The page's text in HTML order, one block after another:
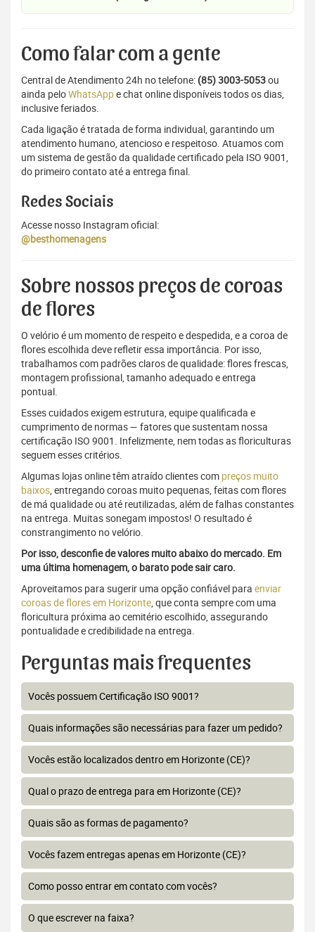
Como falar com a gente
Central de Atendimento 24h no telefone: (85) 3003-5053ou
ainda peloWhatsAppe chat online disponíveis todos os dias,
inclusive feriados.
Cada ligação é tratada de forma individual, garantindo um
atendimento humano, atencioso e respeitoso. Atuamos com
um sistema de gestão da qualidade certificado pela ISO 9001,
do primeiro contato até a entrega final.
Redes Sociais
Acesse nosso Instagram oficial:
@besthomenagens
Sobre nossos preços de coroas
de flores
O velório é um momento de respeito e despedida, e a coroa de
flores escolhida deve refletir essa importância. Por isso,
trabalhamos com padrões claros de qualidade: flores frescas,
montagem profissional, tamanho adequado e entrega
pontual.
Esses cuidados exigem estrutura, equipe qualificada e
cumprimento de normas — fatores que sustentam nossa
certificação ISO 9001. Infelizmente, nem todas as floriculturas
seguem esses critérios.
Algumas lojas online têm atraído clientes com preços muito
baixos, entregando coroas muito pequenas, feitas com flores
de má qualidade ou até reutilizadas, além de falhas constantes
na entrega. Muitas sonegam impostos! O resultado é
constrangimento no velório.
Por isso, desconfie de valores muito abaixo do mercado. Em
uma última homenagem, o barato pode sair caro.
Aproveitamos para sugerir uma opção confiável para enviar
coroas de flores em Horizonte, que conta sempre com uma
floricultura próxima ao cemitério escolhido, assegurando
pontualidade e credibilidade na entrega.
Perguntas mais frequentes
Vocês possuem Certificação ISO 9001?
Quais informações são necessárias para fazer um pedido?
Vocês estão localizados dentro em Horizonte (CE)?
Qual o prazo de entrega para em Horizonte (CE)?
Quais são as formas de pagamento?
Vocês fazem entregas apenas em Horizonte (CE)?
Como posso entrar em contato com vocês?
O que escrever na faixa?